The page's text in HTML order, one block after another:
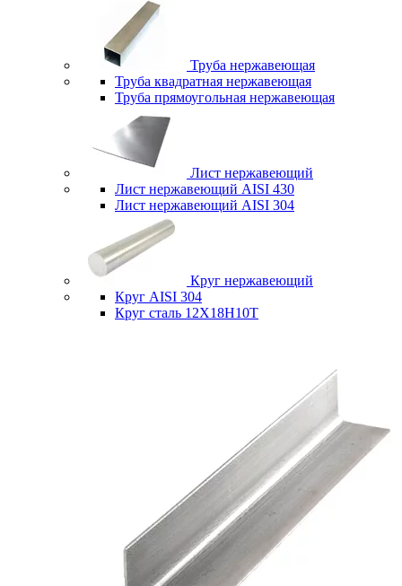
Труба нержавеющая
Труба квадратная нержавеющая
Труба прямоугольная нержавеющая
Лист нержавеющий
Лист нержавеющий AISI 430
Лист нержавеющий AISI 304
Круг нержавеющий
Круг AISI 304
Круг сталь 12Х18Н10Т